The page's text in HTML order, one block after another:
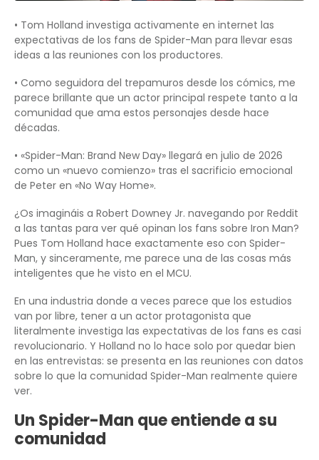
• Tom Holland investiga activamente en internet las
expectativas de los fans de Spider-Man para llevar esas
ideas a las reuniones con los productores.
• Como seguidora del trepamuros desde los cómics, me
parece brillante que un actor principal respete tanto a la
comunidad que ama estos personajes desde hace
décadas.
• «Spider-Man: Brand New Day» llegará en julio de 2026
como un «nuevo comienzo» tras el sacrificio emocional
de Peter en «No Way Home».
¿Os imagináis a Robert Downey Jr. navegando por Reddit
a las tantas para ver qué opinan los fans sobre Iron Man?
Pues Tom Holland hace exactamente eso con Spider-
Man, y sinceramente, me parece una de las cosas más
inteligentes que he visto en el MCU.
En una industria donde a veces parece que los estudios
van por libre, tener a un actor protagonista que
literalmente investiga las expectativas de los fans es casi
revolucionario. Y Holland no lo hace solo por quedar bien
en las entrevistas: se presenta en las reuniones con datos
sobre lo que la comunidad Spider-Man realmente quiere
ver.
Un Spider-Man que entiende a su
comunidad